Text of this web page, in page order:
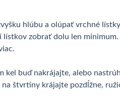
hlúbu a olúpať vrchné
lístkov zobrať dolu len minimum.
kel buď nakrájajte, alebo
štvrtiny krájajte pozdĺžne,